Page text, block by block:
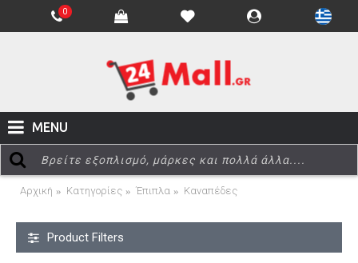
0
MENU
Αρχική Κατηγορίες Έπιπλα Καναπέδες
Product Filters